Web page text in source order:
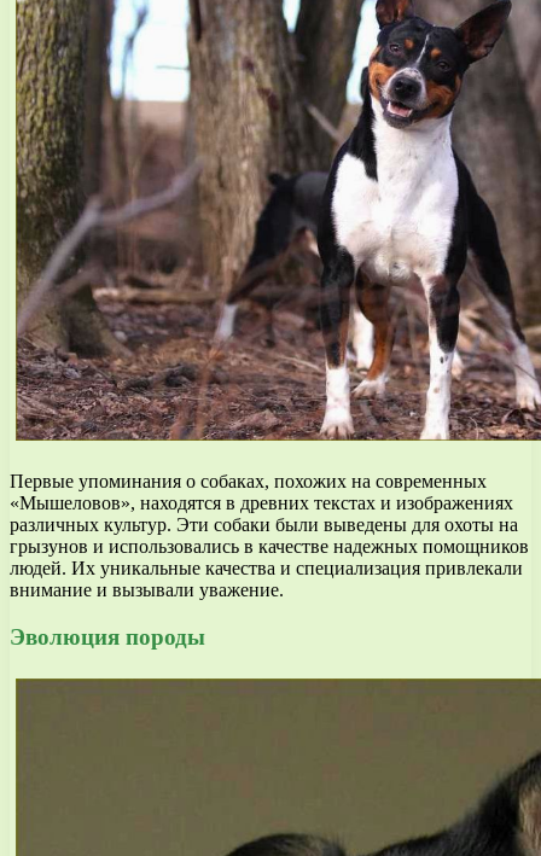
Первые упоминания о собаках, похожих на современных
«Мышеловов», находятся в древних текстах и изображениях
различных культур. Эти собаки были выведены для охоты на
грызунов и использовались в качестве надежных помощников
людей. Их уникальные качества и специализация привлекали
внимание и вызывали уважение.
Эволюция породы